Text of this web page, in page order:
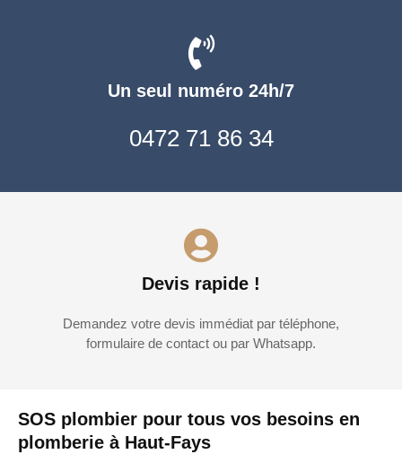
SOS plombier pour tous vos besoins en
plomberie à Haut-Fays
Un seul numéro 24h/7
0472 71 86 34
Devis rapide !
Demandez votre devis immédiat par téléphone,
formulaire de contact ou par Whatsapp.